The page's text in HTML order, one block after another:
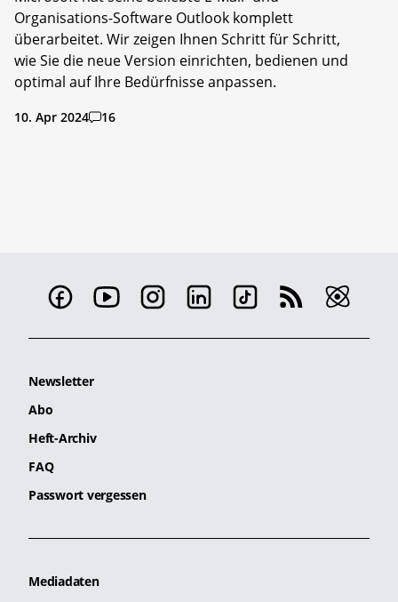
Organisations-Software Outlook komplett
überarbeitet. Wir zeigen Ihnen Schritt für Schritt,
wie Sie die neue Version einrichten, bedienen und
optimal auf Ihre Bedürfnisse anpassen.
10. Apr 2024 16
Newsletter
Abo
Heft-Archiv
FAQ
Passwort vergessen
Mediadaten